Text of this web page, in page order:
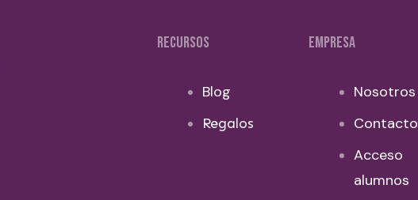
RECURSOS
Blog
Regalos
EMPRESA
Nosotros
Contacto
Acceso
alumnos